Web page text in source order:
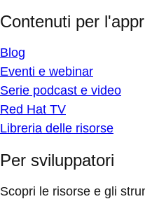
Contenuti per
Blog
Eventi e webinar
Serie podcast e video
Red Hat TV
Libreria delle risorse
Per sviluppatori
Scopri le risorse e gli